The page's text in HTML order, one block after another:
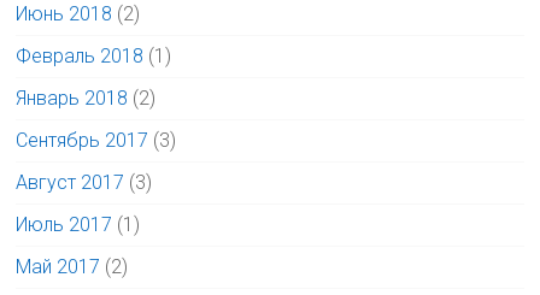
Июнь 2018 (2)
Февраль 2018 (1)
Январь 2018 (2)
Сентябрь 2017 (3)
Август 2017 (3)
Июль 2017 (1)
Май 2017 (2)